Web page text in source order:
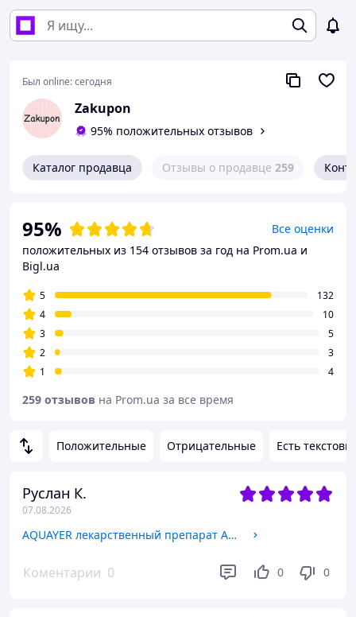
Был online:сегодня
Zakupon
95% положительных отзывов
Каталог продавца Отзывы о продавце 259
Положительные Отрицательные Есть
Руслан К.
07.08.2026
AQUAYER лекарственный препарат АкваМед 100мл
Коментарии 0 0 0
95%
Все оценки
положительных из 154 отзывов за год на Prom.ua и
Bigl.ua
5
132
4
10
3
5
2
3
1
4
259 отзывов на Prom.ua за все время